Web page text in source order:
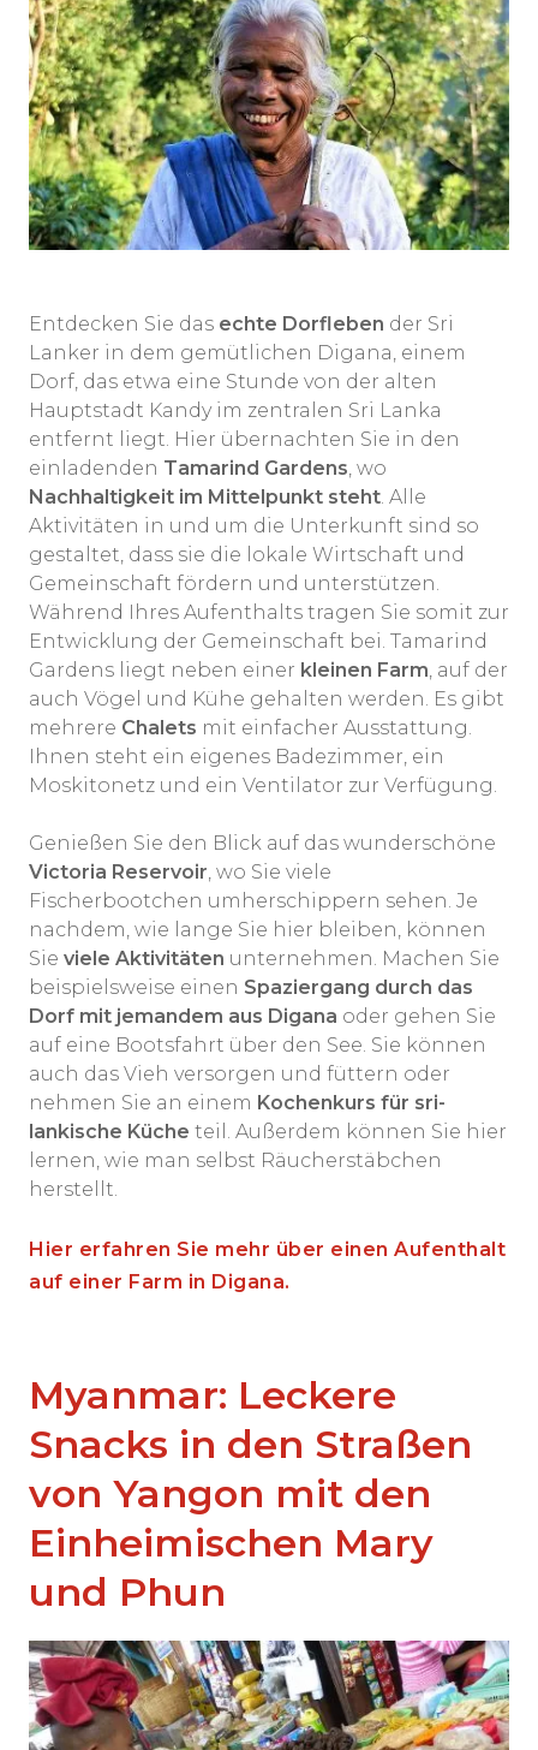
Entdecken Sie das echte Dorfleben der Sri
Lanker in dem gemütlichen Digana, einem
Dorf, das etwa eine Stunde von der alten
Hauptstadt Kandy im zentralen Sri Lanka
entfernt liegt. Hier übernachten Sie in den
einladenden Tamarind Gardens , wo
Nachhaltigkeit im Mittelpunkt steht . Alle
Aktivitäten in und um die Unterkunft sind so
gestaltet, dass sie die lokale Wirtschaft und
Gemeinschaft fördern und unterstützen.
Während Ihres Aufenthalts tragen Sie somit zur
Entwicklung der Gemeinschaft bei. Tamarind
Gardens liegt neben einer kleinen Farm , auf der
auch Vögel und Kühe gehalten werden. Es gibt
mehrere Chalets mit einfacher Ausstattung.
Ihnen steht ein eigenes Badezimmer, ein
Moskitonetz und ein Ventilator zur Verfügung.
Genießen Sie den Blick auf das wunderschöne
Victoria Reservoir , wo Sie viele
Fischerbootchen umherschippern sehen. Je
nachdem, wie lange Sie hier bleiben, können
Sie viele Aktivitäten unternehmen. Machen Sie
beispielsweise einen Spaziergang durch das
Dorf mit jemandem aus Digana oder gehen Sie
auf eine Bootsfahrt über den See. Sie können
auch das Vieh versorgen und füttern oder
nehmen Sie an einem Kochenkurs für sri-
lankische Küche teil. Außerdem können Sie hier
lernen, wie man selbst Räucherstäbchen
herstellt.
Hier erfahren Sie mehr über einen Aufenthalt
auf einer Farm in Digana.
Myanmar: Leckere
Snacks in den Straßen
von Yangon mit den
Einheimischen Mary
und Phun